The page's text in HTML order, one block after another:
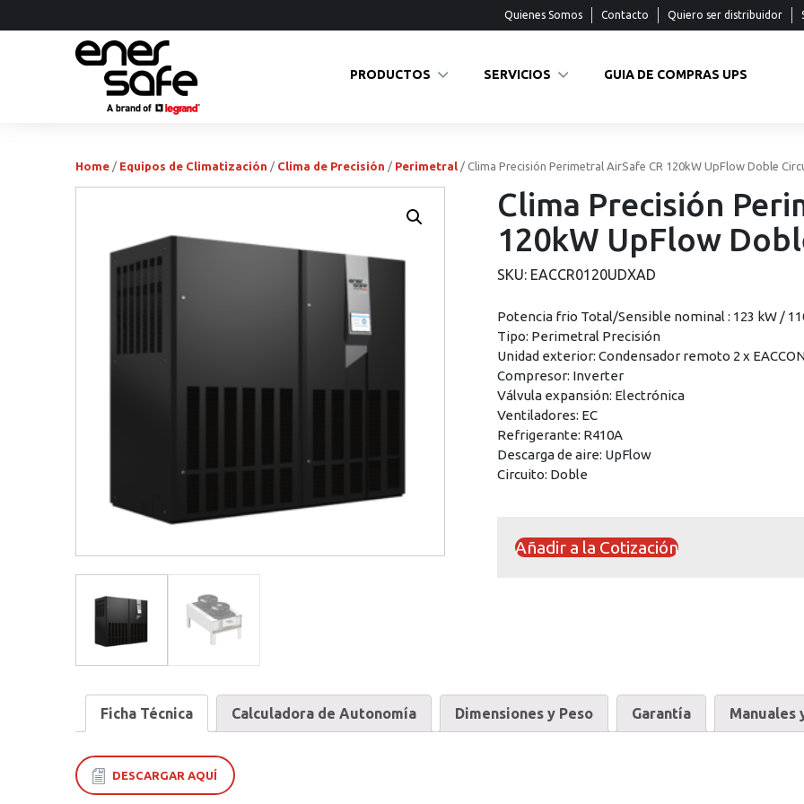
Quienes Somos Contacto Quiero ser distribuidor
PRODUCTOS SERVICIOS GUIA DE COMPRAS UPS
Home / Equipos de Climatización / Clima de Precisión / Perimetral / Clima Precisión Perimetral AirSafe CR 120kW UpFlow Doble
Clima Precisión
120kW UpFlow
SKU: EACCR0120UDXAD
Potencia frio Total/Sensible nominal : 123 kW /
Tipo: Perimetral Precisión
Unidad exterior: Condensador remoto 2 x
Compresor: Inverter
Válvula expansión: Electrónica
Ventiladores: EC
Refrigerante: R410A
Descarga de aire: UpFlow
Circuito: Doble
Añadir a la Cotización
Ficha Técnica Calculadora de Autonomía Dimensiones y Peso Garantía Manuales
DESCARGAR AQUÍ